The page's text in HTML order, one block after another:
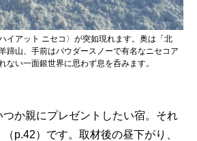
イアット ニセコ〉が突如現れます。奥は「北
蹄山、手前はパウダースノーで有名なニセコア
ない一面銀世界に思わず息を呑みます。
か親にプレゼントしたい宿。それ
p.42）です。取材後の昼下がり、